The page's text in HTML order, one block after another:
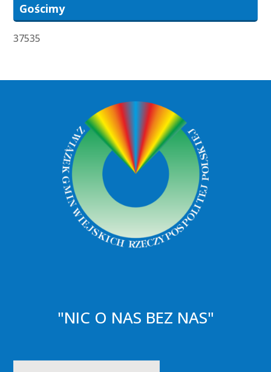
Gościmy
37535
"NIC O NAS BEZ NAS"